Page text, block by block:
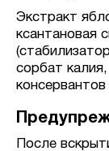
Экстракт
ксантановая
сорбат
После